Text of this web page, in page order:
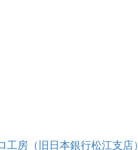
工房（旧日本銀行松江支店